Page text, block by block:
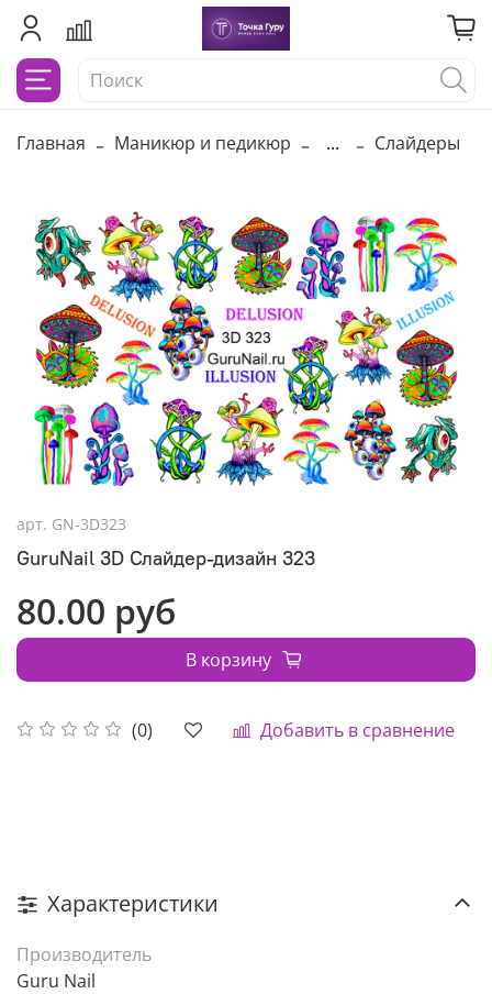
Главная Маникюр и педикюр ... Слайдеры
арт. GN-3D323
GuruNail 3D Слайдер-дизайн 323
(0) Добавить в сравнение
80.00 руб
В корзину
Характеристики
Производитель
Guru Nail